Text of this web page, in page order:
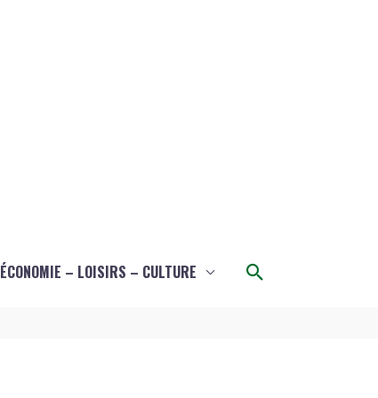
ÉCONOMIE – LOISIRS – CULTURE Rechercher